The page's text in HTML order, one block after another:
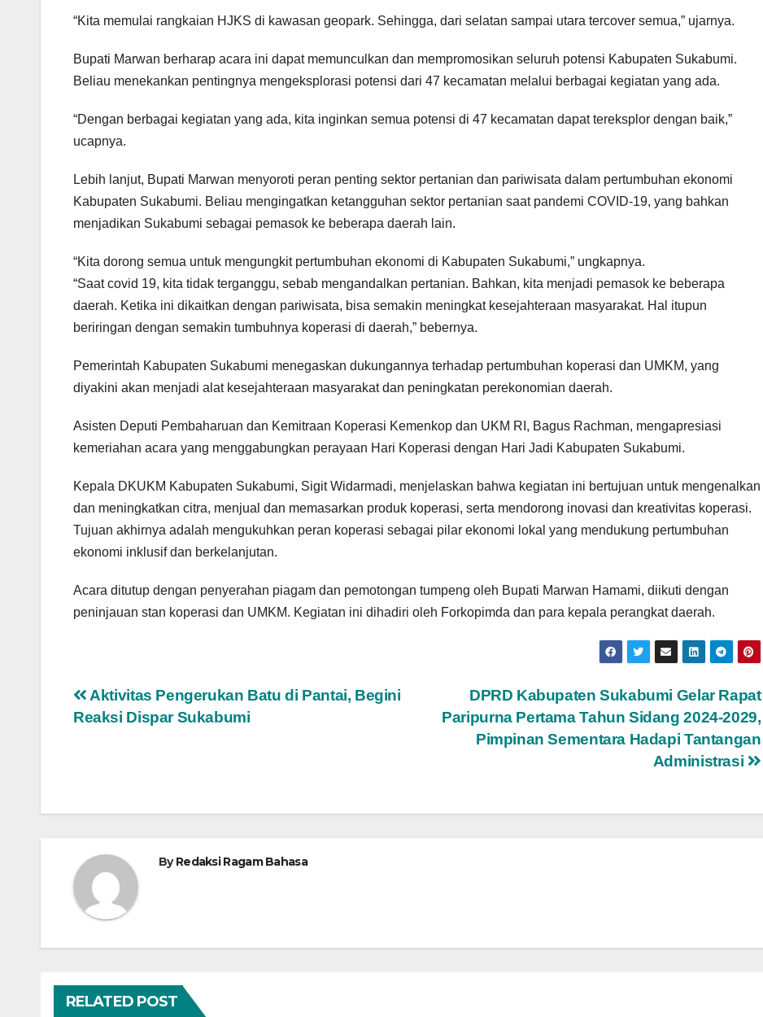
“Kita memulai rangkaian HJKS di kawasan geopark. Sehingga, dari selatan sampai utara tercover semua,” ujarnya.
Bupati Marwan berharap acara ini dapat memunculkan dan mempromosikan seluruh potensi Kabupaten Sukabumi.
Beliau menekankan pentingnya mengeksplorasi potensi dari 47 kecamatan melalui berbagai kegiatan yang ada.
“Dengan berbagai kegiatan yang ada, kita inginkan semua potensi di 47 kecamatan dapat tereksplor dengan baik,”
ucapnya.
Lebih lanjut, Bupati Marwan menyoroti peran penting sektor pertanian dan pariwisata dalam pertumbuhan ekonomi
Kabupaten Sukabumi. Beliau mengingatkan ketangguhan sektor pertanian saat pandemi COVID-19, yang bahkan
menjadikan Sukabumi sebagai pemasok ke beberapa daerah lain.
“Kita dorong semua untuk mengungkit pertumbuhan ekonomi di Kabupaten Sukabumi,” ungkapnya.
“Saat covid 19, kita tidak terganggu, sebab mengandalkan pertanian. Bahkan, kita menjadi pemasok ke beberapa
daerah. Ketika ini dikaitkan dengan pariwisata, bisa semakin meningkat kesejahteraan masyarakat. Hal itupun
beriringan dengan semakin tumbuhnya koperasi di daerah,” bebernya.
Pemerintah Kabupaten Sukabumi menegaskan dukungannya terhadap pertumbuhan koperasi dan UMKM, yang
diyakini akan menjadi alat kesejahteraan masyarakat dan peningkatan perekonomian daerah.
Asisten Deputi Pembaharuan dan Kemitraan Koperasi Kemenkop dan UKM RI, Bagus Rachman, mengapresiasi
kemeriahan acara yang menggabungkan perayaan Hari Koperasi dengan Hari Jadi Kabupaten Sukabumi.
Kepala DKUKM Kabupaten Sukabumi, Sigit Widarmadi, menjelaskan bahwa kegiatan ini bertujuan untuk mengenalkan
dan meningkatkan citra, menjual dan memasarkan produk koperasi, serta mendorong inovasi dan kreativitas koperasi.
Tujuan akhirnya adalah mengukuhkan peran koperasi sebagai pilar ekonomi lokal yang mendukung pertumbuhan
ekonomi inklusif dan berkelanjutan.
Acara ditutup dengan penyerahan piagam dan pemotongan tumpeng oleh Bupati Marwan Hamami, diikuti dengan
peninjauan stan koperasi dan UMKM. Kegiatan ini dihadiri oleh Forkopimda dan para kepala perangkat daerah.
Navigasi
DPRD Kabupaten Sukabumi Gelar Rapat
Paripurna Pertama Tahun Sidang 2024-2029,
Pimpinan Sementara Hadapi Tantangan
Administrasi
Aktivitas Pengerukan Batu di Pantai, Begini
Reaksi Dispar Sukabumi
ByRedaksi Ragam Bahasa
RELATED POST